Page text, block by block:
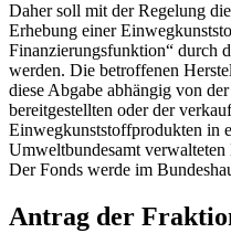
Daher soll mit der Regelung
Erhebung einer
Finanzierungsfunktion“ durch
werden. Die betroffenen
diese Abgabe abhängig von
bereitgestellten oder der
Einwegkunststoffprodukten in
Umweltbundesamt
DerFonds werde im
Antrag der